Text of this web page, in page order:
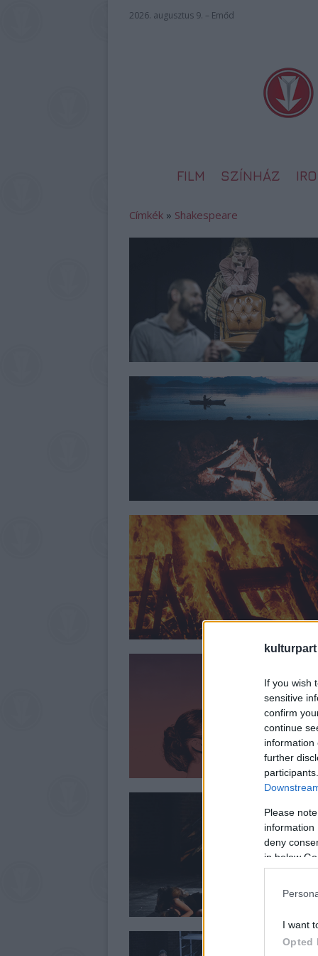
kulturpart
If you wish
sensitive
confirm
continue
information
further
Please
information
deny
in below
I want
Opted
2026. augusztus 9. – Emőd
FILM SZÍNHÁZ
Címkék » Shakespeare